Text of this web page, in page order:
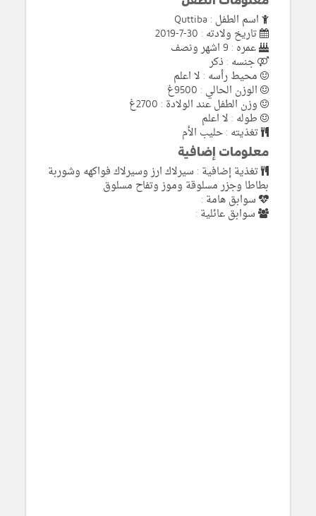
اسم الطفل : Quttiba
تاريخ ولادته : 30-7-2019
عمره : 9 اشهر ونصف
جنسه : ذكر
محيط رأسه : لا اعلم
الوزن الحالي : 9500غ
وزن الطفل عند الولادة : 2700غ
طوله : لا اعلم
تغذيته : حليب الأم
معلومات إضافية
تغذية إضافية : سيرلاك ارز وسيرلاك فواكهه وشوربة
بطاطا وجزر مسلوقة وموز وتفاح مسلوق
سوابق هامة :
سوابق عائلية :